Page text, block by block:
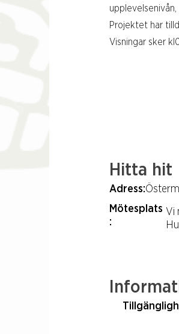
Projektet har
Visningar sker
Hitta hit
Mötesplats
:
Vi
Adress: